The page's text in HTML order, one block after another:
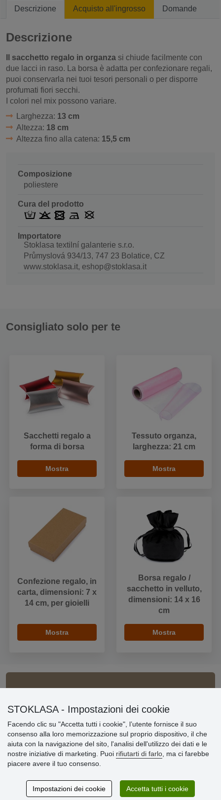
Descrizione Acquisto all'ingrosso Domande
Descrizione
Il sacchetto regalo in organza si chiude facilmente con
due lacci in raso. La borsa è adatta per confezionare regali,
puoi conservarla nei tuoi tesori personali o per disporre
profumati fiori secchi.
I colori nel mix possono variare.
Larghezza: 13 cm
Altezza: 18 cm
Altezza fino alla catena: 15,5 cm
Composizione
poliestere
Cura del prodotto
Importatore
Stoklasa textilní galanterie s.r.o.
Průmyslová 934/13, 747 23 Bolatice, CZ
www.stoklasa.it, eshop@stoklasa.it
Consigliato solo per te
Sacchetti regalo a
forma di borsa
Mostra
Tessuto organza,
larghezza: 21 cm
Mostra
Confezione regalo, in
carta, dimensioni: 7 x
14 cm, per gioielli
Mostra
Borsa regalo /
sacchetto in velluto,
dimensioni: 14 x 16
cm
Mostra
» Impostazioni dei cookie
» Termini & Condizioni
» Informativa sulla Privacy
» Consegna e pagamento
» Garanzia e resi
» Programma fedeltà
STOKLASA - Impostazioni dei cookie
Facendo clic su "Accetta tutti i cookie", l’utente fornisce il suo
consenso alla loro memorizzazione sul proprio dispositivo, il che
aiuta con la navigazione del sito, l'analisi dell'utilizzo dei dati e le
nostre iniziative di marketing. Puoi rifiutarti di farlo , ma ci farebbe
piacere avere il tuo consenso.
Impostazioni dei cookie Accetta tutti i cookie